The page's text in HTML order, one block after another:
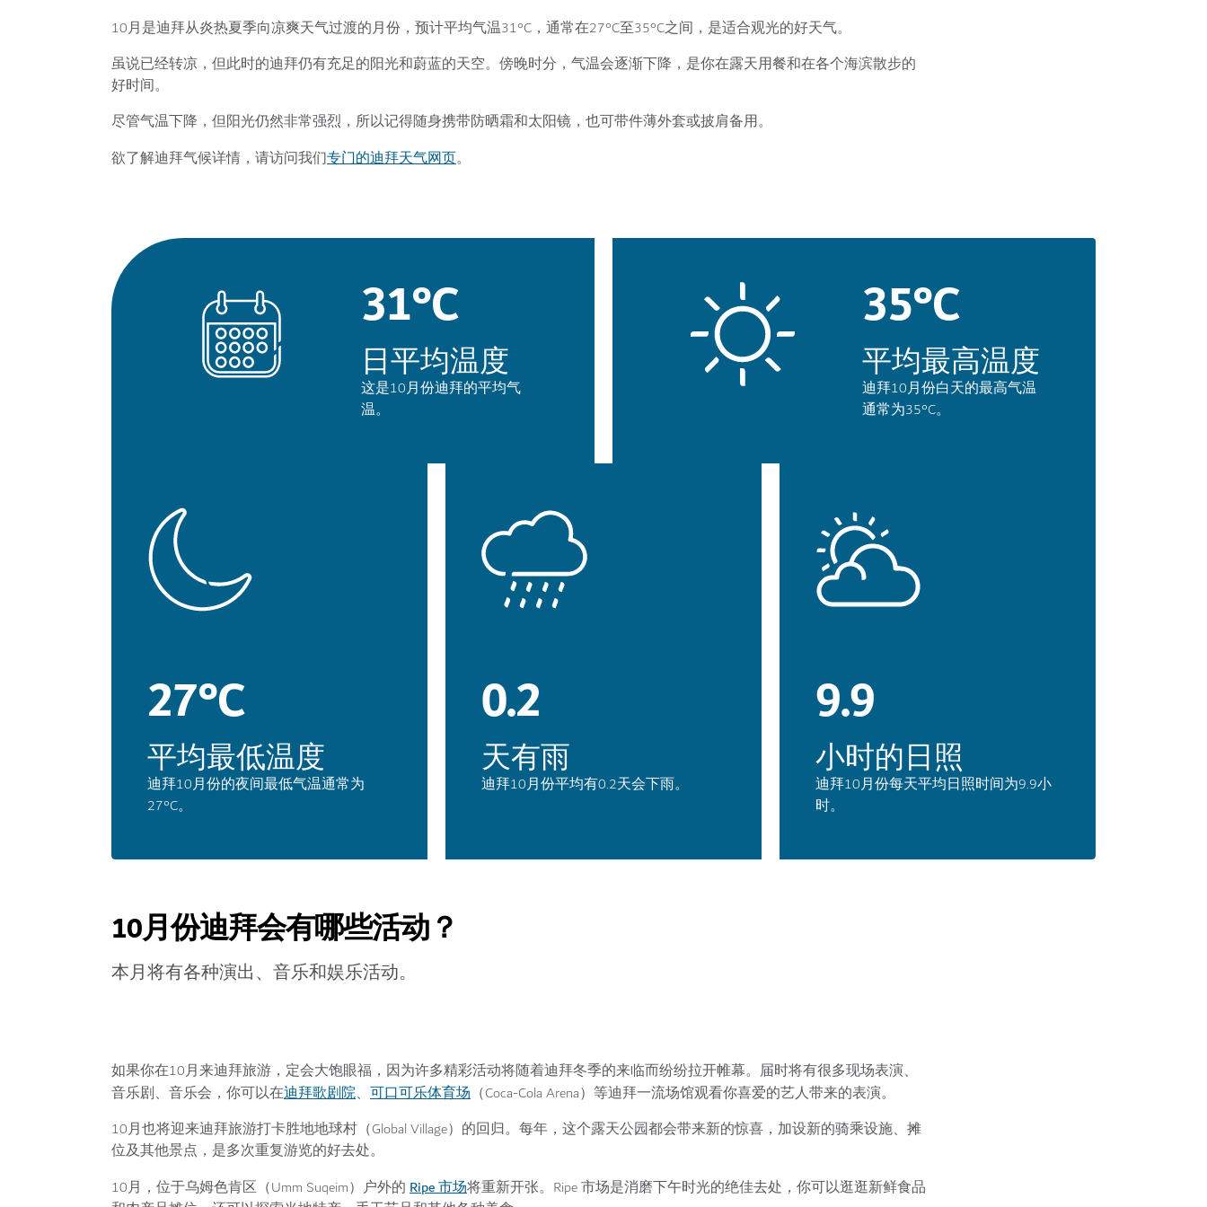
10月是迪拜从炎热夏季向凉爽天气过渡的月份，预计平均气温31°C，通常在27°C至35°C之间，是适合观光的好天气。
虽说已经转凉，但此时的迪拜仍有充足的阳光和蔚蓝的天空。傍晚时分，气温会逐渐下降，是你在露天用餐和在各个海滨散步的
好时间。
尽管气温下降，但阳光仍然非常强烈，所以记得随身携带防晒霜和太阳镜，也可带件薄外套或披肩备用。
欲了解迪拜气候详情，请访问我们专门的迪拜天气网页。
31°C
日平均温度
这是10月份迪拜的平均气
温。
35°C
平均最高温度
迪拜10月份白天的最高气温
通常为35°C。
27°C
平均最低温度
迪拜10月份的夜间最低气温通常为
27°C。
0.2
天有雨
迪拜10月份平均有0.2天会下雨。
9.9
小时的日照
迪拜10月份每天平均日照时间为9.9小
时。
10月份迪拜会有哪些活动？
本月将有各种演出、音乐和娱乐活动。
如果你在10月来迪拜旅游，定会大饱眼福，因为许多精彩活动将随着迪拜冬季的来临而纷纷拉开帷幕。届时将有很多现场表演、
音乐剧、音乐会，你可以在迪拜歌剧院、 可口可乐体育场 （Coca-Cola Arena）等迪拜一流场馆观看你喜爱的艺人带来的表演。
10月也将迎来迪拜旅游打卡胜地地球村（Global Village）的回归。每年，这个露天公园都会带来新的惊喜，加设新的骑乘设施、摊
位及其他景点，是多次重复游览的好去处。
10月，位于乌姆色肯区（Umm Suqeim）户外的 Ripe 市场将重新开张。Ripe 市场是消磨下午时光的绝佳去处，你可以逛逛新鲜食品